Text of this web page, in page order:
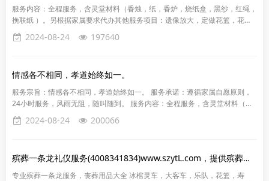
服务内容：全程服务，含灵堂材料（香烛，纸，香炉，烧纸盒，黑纱，红绳，
挽联纸 ）。另根据家属要求代办其他服务项目：遗像放大，定做花篮，花
圈，租大客车，乐队，冰棺，灵车，摄像，回礼（奠酬），纸钱，元宝，灵...
2024-08-24 197640
情感各不相同，孝道始终如一。
服务宗旨：情感各不相同，孝道始终如一。 服务承诺：遵循家属自愿原则，
24小时服务，风雨无阻，随叫随到。 服务内容：全程服务，含灵堂材料（香
烛，纸，香炉，烧纸盒，黑纱，红绳，挽联纸 ）。...
2024-08-24 200066
殡葬一条龙礼仪服务(4008341834)www.szytL.com，提供殡葬一条龙
专业殡葬一条龙服务，丧葬用品大全 冰棺灵车，大客车，乐队，花篮，寿